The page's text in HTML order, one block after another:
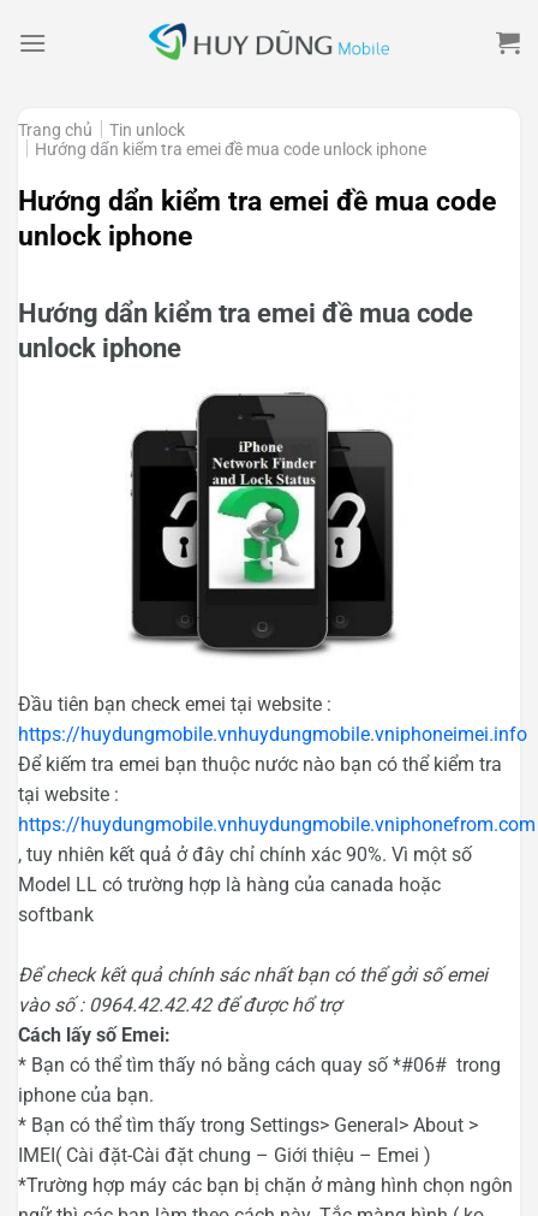
Trang chủ
Tin unlock
Hướng dẩn kiểm tra emei đề mua code unlock iphone
Hướng dẩn kiểm tra emei đề mua code
unlock iphone
Hướng dẩn kiểm tra emei đề mua code
unlock iphone
Đầu tiên bạn check emei tại website :
https://huydungmobile.vnhuydungmobile.vniphoneimei.info
Để kiếm tra emei bạn thuộc nước nào bạn có thể kiểm tra
tại website :
https://huydungmobile.vnhuydungmobile.vniphonefrom.com
, tuy nhiên kết quả ở đây chỉ chính xác 90%. Vì một số
Model LL có trường hợp là hàng của canada hoặc
softbank
Để check kết quả chính sác nhất bạn có thể gởi số emei
vào số : 0964.42.42.42 để được hổ trợ
Cách lấy số Emei:
* Bạn có thể tìm thấy nó bằng cách quay số *#06# trong
iphone của bạn.
* Bạn có thể tìm thấy trong Settings> General> About >
IMEI( Cài đặt-Cài đặt chung – Giới thiệu – Emei )
*Trường hợp máy các bạn bị chặn ở màng hình chọn ngôn